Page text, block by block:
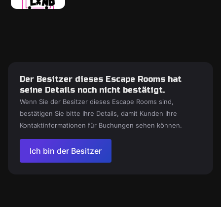
Der Besitzer dieses Escape Rooms hat
seine Details noch nicht bestätigt.
Wenn Sie der Besitzer dieses Escape Rooms sind,
bestätigen Sie bitte Ihre Details, damit Kunden Ihre
Kontaktinformationen für Buchungen sehen können.
Ich bin der Besitzer